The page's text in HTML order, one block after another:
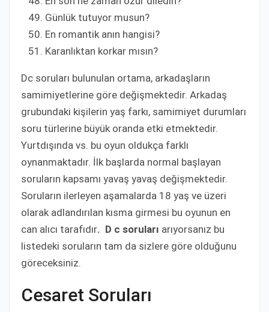
Günlük tutuyor musun?
En romantik anın hangisi?
Karanlıktan korkar mısın?
Dc soruları bulunulan ortama, arkadaşların
samimiyetlerine göre değişmektedir. Arkadaş
grubundaki kişilerin yaş farkı, samimiyet durumları
soru türlerine büyük oranda etki etmektedir.
Yurtdışında vs. bu oyun oldukça farklı
oynanmaktadır. İlk başlarda normal başlayan
soruların kapsamı yavaş yavaş değişmektedir.
Soruların ilerleyen aşamalarda 18 yaş ve üzeri
olarak adlandırılan kısma girmesi bu oyunun en
can alıcı tarafıdır. D c soruları arıyorsanız bu
listedeki soruların tam da sizlere göre olduğunu
göreceksiniz.
Cesaret Soruları